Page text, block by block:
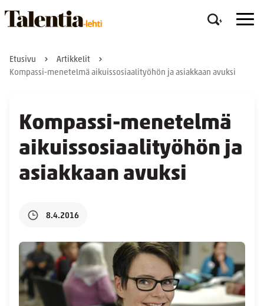
Etusivu
Artikkelit
Kompassi-menetelmä aikuissosiaalityöhön ja asiakkaan avuksi
Kompassi-menetelmä
aikuissosiaalityöhön ja
asiakkaan avuksi
8.4.2016